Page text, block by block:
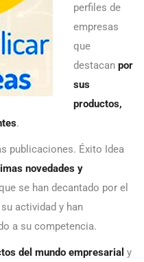
perfiles de
empresas
que
destacan por
sus
productos,
.
publicaciones. Éxito Idea
novedades y
se han decantado por el
actividad y han
a su competencia.
del mundo empresarial y